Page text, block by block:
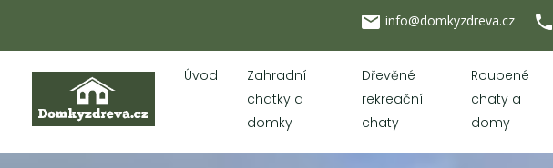
Úvod
Zahradní
chatky a
domky
Dřevěné
rekreační
chaty
Roubené
chaty a
domy
local_post_office info@domkyzdreva.cz phone